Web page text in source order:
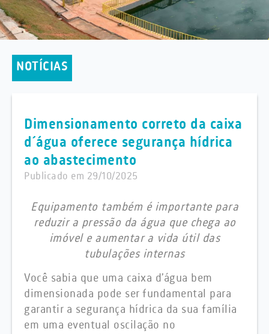
NOTÍCIAS
Dimensionamento correto da caixa
d´água oferece segurança hídrica
ao abastecimento
Publicado em 29/10/2025
Equipamento também é importante para
reduzir a pressão da água que chega ao
imóvel e aumentar a vida útil das
tubulações internas
Você sabia que uma caixa d’água bem
dimensionada pode ser fundamental para
garantir a segurança hídrica da sua família
em uma eventual oscilação no